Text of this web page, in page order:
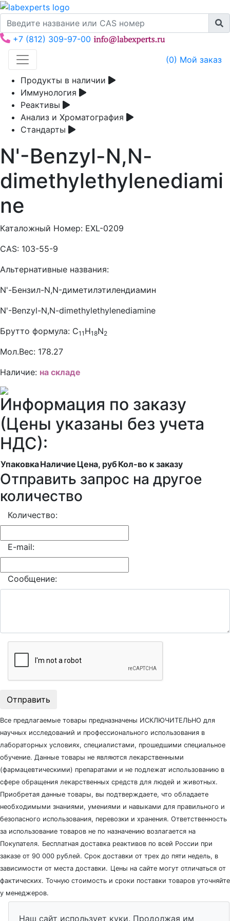
+7 (812) 309-97-00
(0) Мой заказ
Продукты в наличии
Иммунология
Реактивы
Анализ и Хроматография
Стандарты
N'-Benzyl-N,N-
dimethylethylenediami
ne
Каталожный Номер: EXL-0209
CAS: 103-55-9
Альтернативные названия:
N'-Бензил-N,N-диметилэтилендиамин
N'-Benzyl-N,N-dimethylethylenediamine
Брутто формула: C11 H18N2
Мол.Вес: 178.27
Наличие: на складе
Информация по заказу
(Цены указаны без учета
НДС):
УпаковкаНаличие Цена, рубКол-во к заказу
Отправить запрос на другое
количество
Количество:
E-mail:
Сообщение:
Отправить
Все предлагаемые товары предназначены ИСКЛЮЧИТЕЛЬНО для
научных исследований и профессионального использования в
лабораторных условиях, специалистами, прошедшими специальное
обучение. Данные товары не являются лекарственными
(фармацевтическими) препаратами и не подлежат использованию в
сфере обращения лекарственных средств для людей и животных.
Приобретая данные товары, вы подтверждаете, что обладаете
необходимыми знаниями, умениями и навыками для правильного и
безопасного использования, перевозки и хранения. Ответственность
за использование товаров не по назначению возлагается на
Покупателя. Бесплатная доставка реактивов по всей России при
заказе от 90 000 рублей. Срок доставки от трех до пяти недель, в
зависимости от места доставки. Цены на сайте могут отличаться от
фактических. Точную стоимость и сроки поставки товаров уточняйте
у менеджеров.
Наш сайт использует куки. Продолжая им